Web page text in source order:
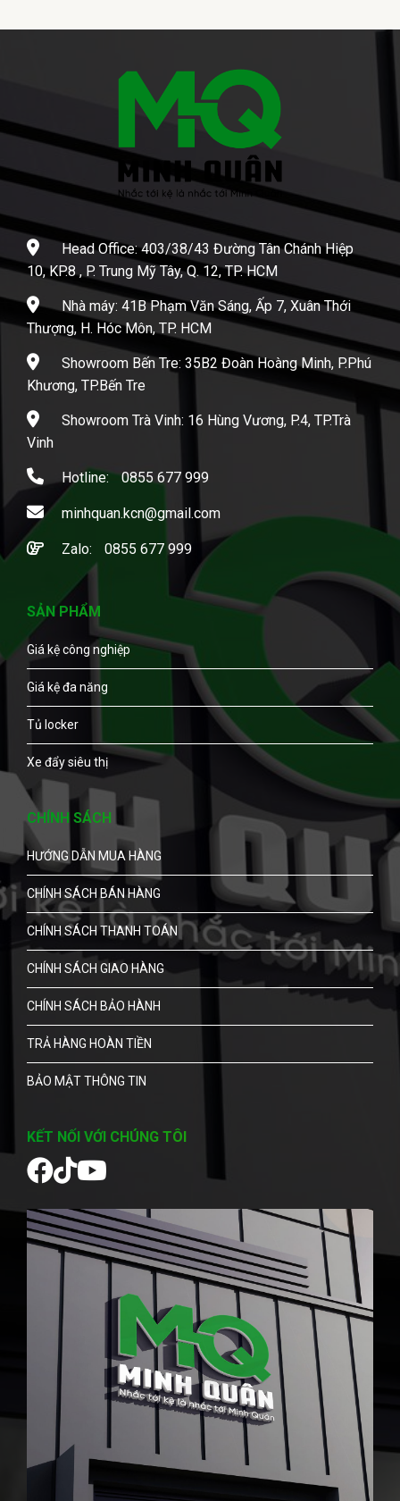
Head Office: 403/38/43 Đường Tân Chánh Hiệp
10, KP.8 , P. Trung Mỹ Tây, Q. 12, TP. HCM
Nhà máy: 41B Phạm Văn Sáng, Ấp 7, Xuân Thới
Thượng, H. Hóc Môn, TP. HCM
Showroom Bến Tre: 35B2 Đoàn Hoàng Minh, P.Phú
Khương, TP.Bến Tre
Showroom Trà Vinh: 16 Hùng Vương, P.4, TP.Trà
Vinh
Hotline: 0855 677 999
minhquan.kcn@gmail.com
Zalo: 0855 677 999
SẢN PHẨM
Giá kệ công nghiệp
Giá kệ đa năng
Tủ locker
Xe đẩy siêu thị
CHÍNH SÁCH
HƯỚNG DẪN MUA HÀNG
CHÍNH SÁCH BÁN HÀNG
CHÍNH SÁCH THANH TOÁN
CHÍNH SÁCH GIAO HÀNG
CHÍNH SÁCH BẢO HÀNH
TRẢ HÀNG HOÀN TIỀN
BẢO MẬT THÔNG TIN
KẾT NỐI VỚI CHÚNG TÔI